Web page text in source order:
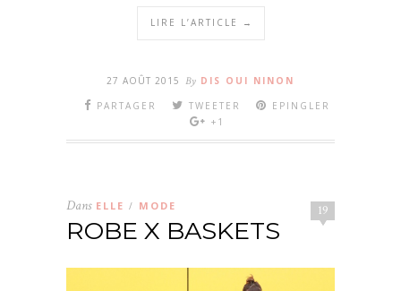
LIRE L’ARTICLE →
27 AOÛT 2015 By DIS OUI NINON
PARTAGER
TWEETER
EPINGLER
+1
19
Dans ELLE / MODE
ROBE X BASKETS